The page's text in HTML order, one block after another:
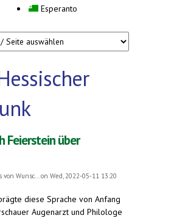
Esperanto
Feierstein über
von Wunsc... on Wed, 2022-05-11 13:20
diese Sprache von Anfang
Augenarzt und Philologe